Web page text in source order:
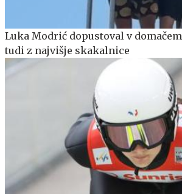
Luka Modrić dopustoval v
tudi z najvišje skakalnice